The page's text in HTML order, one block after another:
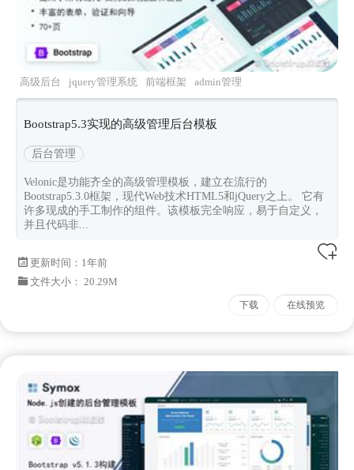
高级后台 jquery管理系统 前端框架
admin管理
后台ui
Bootstrap5.3实现的高级管理后台模板
后台管理
Velonic是功能齐全的高级管理模板，建立在流行的
Bootstrap5.3.0框架，现代Web技术HTML5和jQuery之上。 它有
许多现成的手工制作的组件。该模板完全响应，易于自定义，
并且代码非...
更新时间： 1年前
文件大小： 20.29M
下载 在线预览